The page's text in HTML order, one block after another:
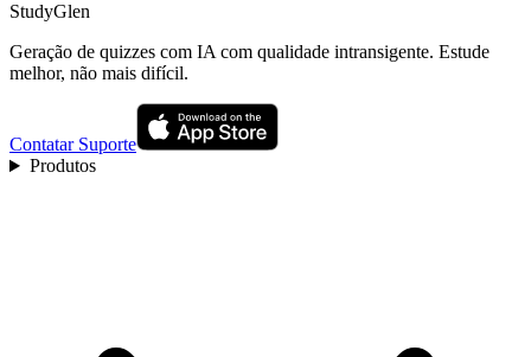
StudyGlen
Geração de quizzes com IA com qualidade intransigente. Estude
melhor, não mais difícil.
Contatar Suporte
Produtos